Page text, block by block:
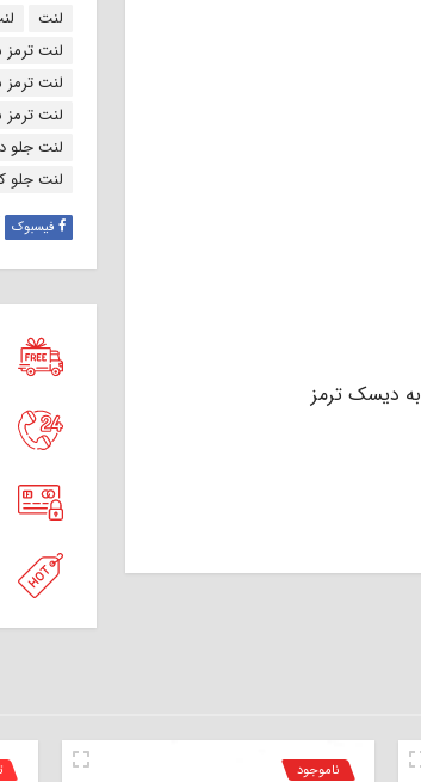
لنت
لنت
لنت ترمز
لنت ترمز
لنت جلو
لنت جلو
فیسبوک
دیسک ترمز
ناموجود